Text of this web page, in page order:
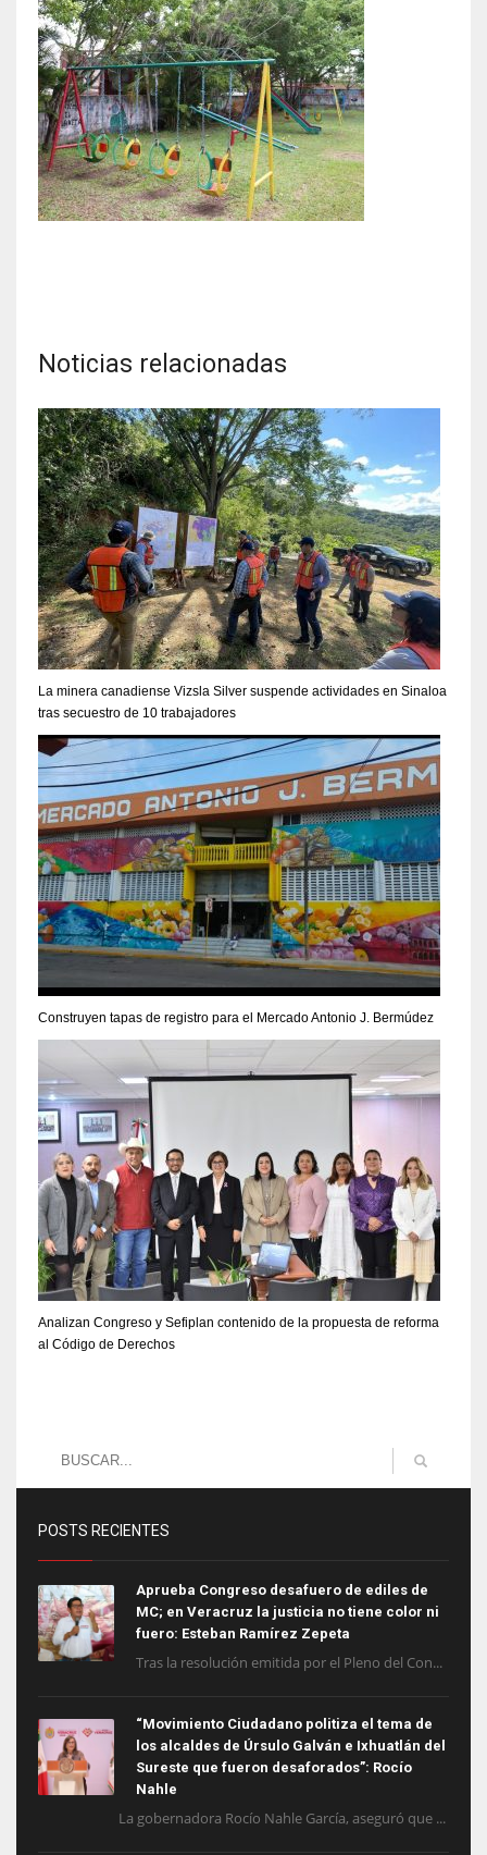
Noticias relacionadas
La minera canadiense Vizsla Silver suspende actividades en Sinaloa
tras secuestro de 10 trabajadores
Construyen tapas de registro para el Mercado Antonio J. Bermúdez
Analizan Congreso y Sefiplan contenido de la propuesta de reforma
al Código de Derechos
POSTS RECIENTES
Aprueba Congreso desafuero de ediles de
MC; en Veracruz la justicia no tiene color ni
fuero: Esteban Ramírez Zepeta
Tras la resolución emitida por el Pleno del Con...
“Movimiento Ciudadano politiza el tema de
los alcaldes de Úrsulo Galván e Ixhuatlán del
Sureste que fueron desaforados”: Rocío
Nahle
La gobernadora Rocío Nahle García, aseguró que ...